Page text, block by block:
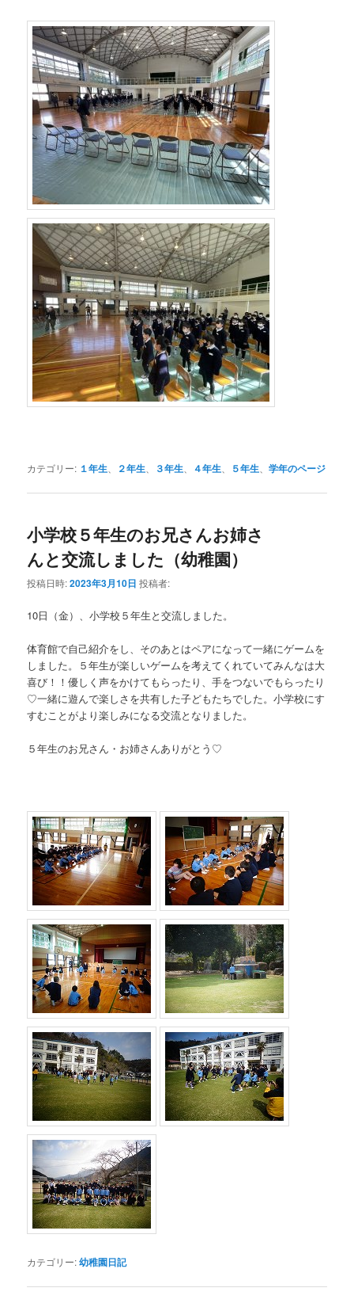
カテゴリー: １年生 ２年生 ３年生 ４年生 ５年生 、学年のページ
小学校５年生のお兄さんお姉さ
んと交流しました（幼稚園）
投稿日時:2023年3月10日 投稿者:
10日（金）、小学校５年生と交流しました。
体育館で自己紹介をし、そのあとはペアになって一緒にゲームを
しました。５年生が楽しいゲームを考えてくれていてみんなは大
喜び！！優しく声をかけてもらったり、手をつないでもらったり
♡一緒に遊んで楽しさを共有した子どもたちでした。小学校にす
すむことがより楽しみになる交流となりました。
５年生のお兄さん・お姉さんありがとう♡
カテゴリー:幼稚園日記